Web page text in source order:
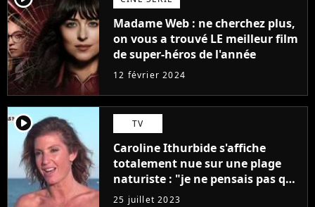
Madame Web : ne cherchez plus,
on vous a trouvé LE meilleur film
de super-héros de l'année
12 février 2024
player2 TV
Caroline Ithurbide s'affiche
totalement nue sur une plage
naturiste : "je ne pensais pas que
j'arriverais à le faire..."
25 juillet 2023